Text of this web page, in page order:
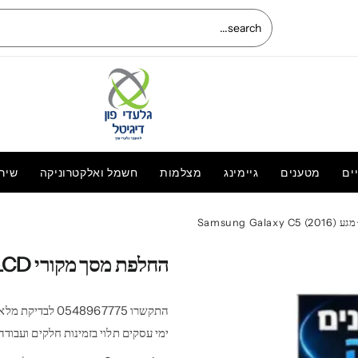
מטענים גיימינג מצלמות חשמל ואלקטרוניקה
החלפת מסך מקורי LCD+מגע Samsung Galaxy C5 (2016)
ימי עסקים תלוי בזמינות חלקים
המקורי
הנוכחי